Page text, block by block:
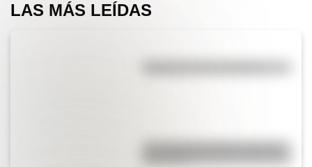
LAS MÁS LEÍDAS